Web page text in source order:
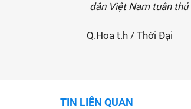
dân Việt Nam tuân
Q.Hoa t.h / Thời Đại
TIN LIÊN QUAN